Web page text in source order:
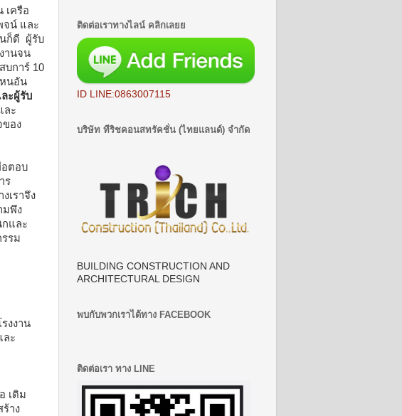
เครือ
น์ และ
นก็ดี ผู้รับ
านจน
บการ์ 10
นอัน
ะผู้รับ
ละ
อง
อตอบ
ร
เราจึง
มพึง
กและ
รม
งงาน
ละ
เติม
าง
ติดต่อเราทางไลน์ คลิกเลยย
ID LINE:0863007115
บริษัท ทีริชคอนสทรัคชั่น (ไทยแลนด์) จำกัด
BUILDING CONSTRUCTION AND
ARCHITECTURAL DESIGN
พบกับพวกเราได้ทาง FACEBOOK
ติดต่อเรา ทาง LINE